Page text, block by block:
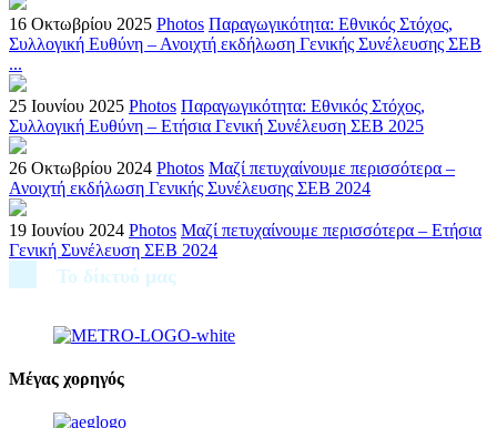
16 Οκτωβρίου 2025 Photos Παραγωγικότητα: Εθνικός Στόχος,
Συλλογική Ευθύνη – Ανοιχτή εκδήλωση Γενικής Συνέλευσης ΣΕΒ
...
25 Ιουνίου 2025 Photos Παραγωγικότητα: Εθνικός Στόχος,
Συλλογική Ευθύνη – Ετήσια Γενική Συνέλευση ΣΕΒ 2025
26 Οκτωβρίου 2024 Photos Μαζί πετυχαίνουμε περισσότερα –
Ανοιχτή εκδήλωση Γενικής Συνέλευσης ΣΕΒ 2024
19 Ιουνίου 2024 Photos Μαζί πετυχαίνουμε περισσότερα – Ετήσια
Γενική Συνέλευση ΣΕΒ 2024
Το δίκτυό μας
Μέγας χορηγός